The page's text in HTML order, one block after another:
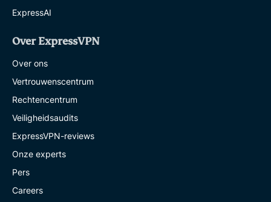
ExpressAI
Over ExpressVPN
Over ons
Vertrouwenscentrum
Rechtencentrum
Veiligheidsaudits
ExpressVPN-reviews
Onze experts
Pers
Careers